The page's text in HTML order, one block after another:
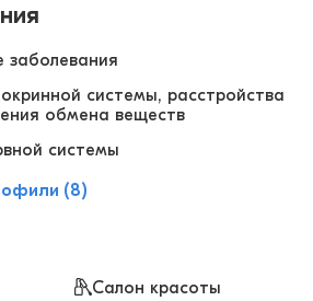
процедур тоже
разные виды ингаляций,
еще. Все понравилось.
заболевания
системы, расстройства
обмена веществ
системы
(8)
Салон красоты